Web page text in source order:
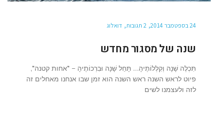
24 בספטמבר 2014 2 תגובות דואלוג
שנה של מסגור מחדש
תִּכְלֶה שָׁנָה וְקִלְלוֹתֶיהָ… תָּחֵל שָׁנָה וּבִרְכוֹתֶיהָ – "אחות קטנה",
פיוט לראש השנה ראש השנה הוא זמן שבו אנחנו מאחלים זה
לזה ולעצמנו לשים